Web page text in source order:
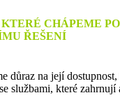
CHÁPEME
ŘEŠENÍ
důraz na její
službami, které zahrnují